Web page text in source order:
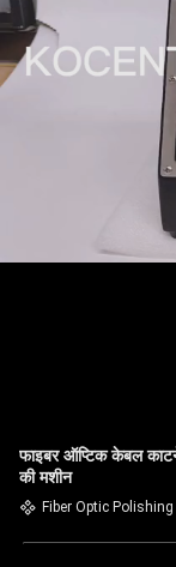
फाइबर ऑप्टिक केबल
की मशीन
Fiber Optic